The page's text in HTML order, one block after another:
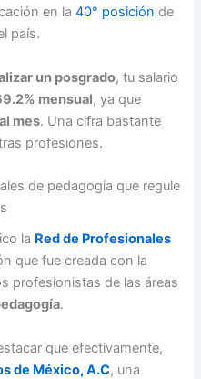
en la40° posición de
país.
un posgrado, tu salario
mensual, ya que
mes. Una cifra bastante
profesiones.
de pedagogía que regule
la Red de Profesionales
que fue creada con la
profesionistas de las áreas
.
que efectivamente,
de México, A.C, una